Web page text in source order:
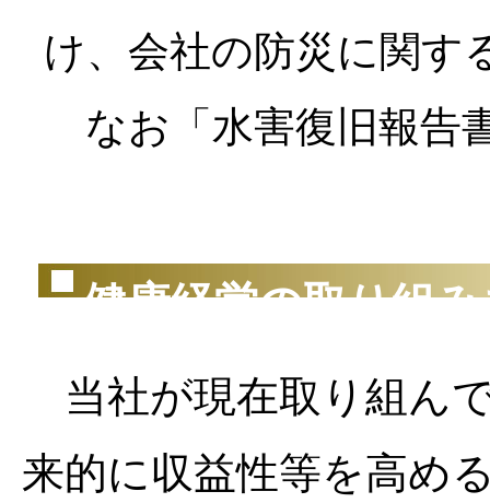
け、会社の防災に関す
なお「水害復旧報告
健康経営の取り組
当社が現在取り組ん
来的に収益性等を高め